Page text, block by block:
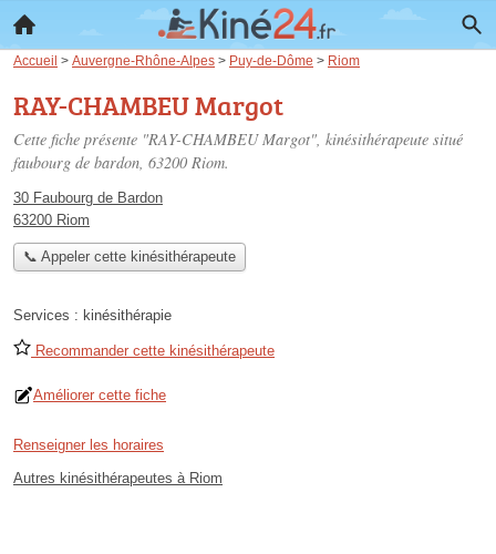
Accueil > Auvergne-Rhône-Alpes > Puy-de-Dôme > Riom
RAY-CHAMBEU Margot
Cette fiche présente "RAY-CHAMBEU Margot", kinésithérapeute situé
faubourg de bardon, 63200 Riom.
30 Faubourg de Bardon
63200 Riom
📞 Appeler cette kinésithérapeute
Services : kinésithérapie
Recommander cette kinésithérapeute
Améliorer cette fiche
Renseigner les horaires
Autres kinésithérapeutes à Riom